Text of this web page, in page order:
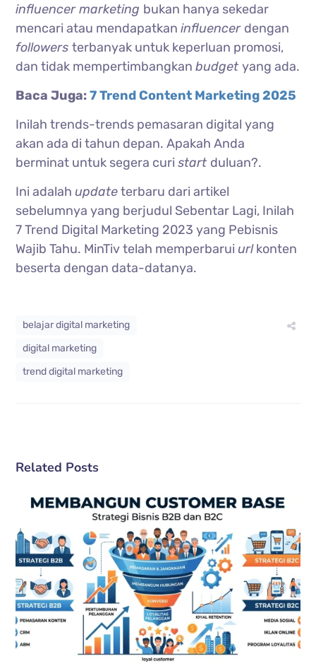
influencer marketing bukan hanya sekedar
mencari atau mendapatkaninfluencer dengan
followersterbanyak untuk keperluan promosi,
dan tidak mempertimbangkanbudgetyang ada.
Baca Juga:7 Trend Content Marketing 2025
Inilah trends-trends pemasaran digital yang
akan ada di tahun depan. Apakah Anda
berminat untuk segera curistart duluan?.
Ini adalahupdateterbaru dari artikel
sebelumnya yang berjudul Sebentar Lagi, Inilah
7 Trend Digital Marketing 2023 yang Pebisnis
Wajib Tahu. MinTiv telah memperbaruiurlkonten
beserta dengan data-datanya.
belajar digital marketing
digital marketing
trend digital marketing
Related Posts